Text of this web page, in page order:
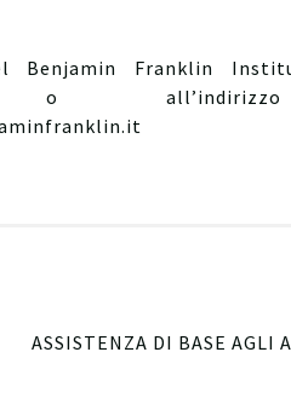
Benjamin Franklin
o
ASSISTENZA DI BASE AGLI